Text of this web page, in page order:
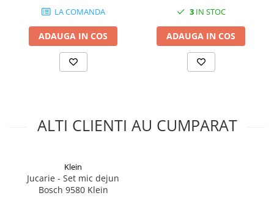
LA COMANDA
ADAUGA IN COS
3IN STOC
ADAUGA IN COS
ALTI CLIENTI AU CUMPARAT
Klein
Jucarie - Set mic dejun
Bosch 9580 Klein